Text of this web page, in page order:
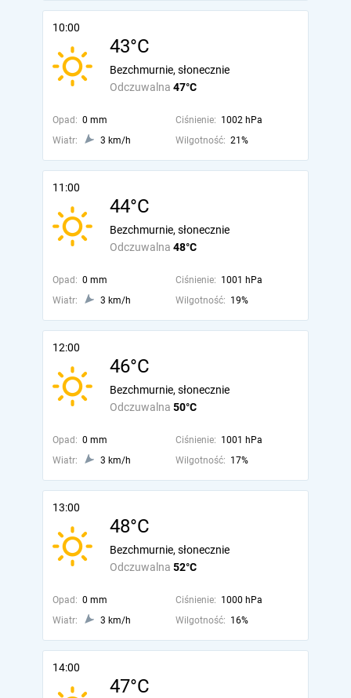
10:00
43°C
Odczuwalna 47°C
Bezchmurnie, słonecznie
Opad: 0 mm Ciśnienie: 1002 hPa
Wiatr:
3 km/h Wilgotność: 21%
11:00
44°C
Odczuwalna 48°C
Bezchmurnie, słonecznie
Opad: 0 mm Ciśnienie: 1001 hPa
Wiatr:
3 km/h Wilgotność: 19%
12:00
46°C
Odczuwalna 50°C
Bezchmurnie, słonecznie
Opad: 0 mm Ciśnienie: 1001 hPa
Wiatr:
3 km/h Wilgotność: 17%
13:00
48°C
Odczuwalna 52°C
Bezchmurnie, słonecznie
Opad: 0 mm Ciśnienie: 1000 hPa
Wiatr:
3 km/h Wilgotność: 16%
14:00
47°C